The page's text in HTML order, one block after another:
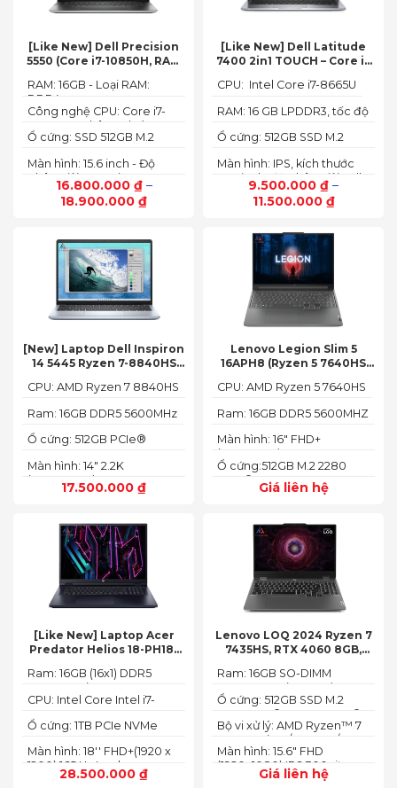
[Like New] Dell Precision
5550 (Core i7-10850H, RAM
Quadro T1000 4G, Màn
15.6” FHD+)
16.800.000 ₫–
18.900.000 ₫
Màn hình: 15.6 inch - Độ
phân giải: FHD+ (1920 x
1200 px)
Ổ cứng: SSD 512GB M.2
Công nghệ CPU: Core i7-
10750H, 6 nhân, 12 luồng
RAM: 16GB - Loại RAM:
DDR4
[Like New] Dell Latitude
7400 2in1 TOUCH – Core i7
màn hình 14 inch FHD Cảm
9.500.000 ₫ –
11.500.000 ₫
Màn hình: IPS, kích thước
14.0 inch, độ phân giải Full
HD (1920 x 1080)
Ổ cứng: 512GB SSD M.2
RAM: 16 GB LPDDR3, tốc độ
CPU: Intel Core i7-8665U
[New] Laptop Dell Inspiron
14 5445 Ryzen 7-8840HS
Radeon 780M Màn 14inch
17.500.000 ₫
Màn hình: 14" 2.2K
(2240X1400)
Ổ cứng: 512GB PCIe®
Ram: 16GB DDR5 5600MHz
CPU: AMD Ryzen 7 8840HS
Lenovo Legion Slim 5
16APH8 (Ryzen 5 7640HS
4060 16″ FHD+ 144Hz)
Giá liên hệ
Ổ cứng:512GB M.2 2280
PCIe® 4.0 x4 SSD
Màn hình: 16" FHD+
(1920x1200) IPS
Ram: 16GB DDR5 5600MHZ
CPU: AMD Ryzen 5 7640HS
[Like New] Laptop Acer
Predator Helios 18-PH18-
13700HX, RTX 4060 8GB,
165HZ)
28.500.000 ₫
Màn hình: 18'' FHD+(1920 x
1200) 165 Hz In-plane
Switching (IPS)
Ổ cứng: 1TB PCIe NVMe
CPU: Intel Core Intel i7-
GHz 30MB
Ram: 16GB (16x1) DDR5
4800MHz (2x SO-DIMM
socket, up to 32GB
SDRAM)
Lenovo LOQ 2024 Ryzen 7
7435HS, RTX 4060 8GB,
144Hz, 100% sRGB
Giá liên hệ
Màn hình: 15.6" FHD
(1920x1080) IPS 300nits
Anti-glare, 100% sRGB,
Bộ vi xử lý: AMD Ryzen™ 7
74355HS (8C / 16T, 3.8 /
5.1GHz, 8MB L2 / 16MB L3)
Ổ cứng: 512GB SSD M.2
2242 PCIe® 4.0x4 NVMe®
(2 slots nvme)
Ram: 16GB SO-DIMM
DDR5-5600 (max 64)